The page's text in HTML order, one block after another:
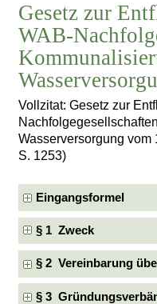
Gesetz zur
WAB-
Vollzitat: Gesetz zur
Wasserversorgung
S. 1253)
Eingangsformel
§ 1 Zweck
§ 2 Vereinbarung
§ 3